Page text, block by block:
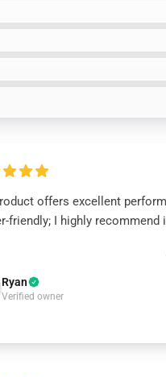
offers excellent
friendly; I highly recommend
Ryan
Verified owner